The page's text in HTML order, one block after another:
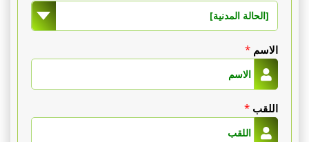
[الحالة المدنية]
الاسم*
اللقب*